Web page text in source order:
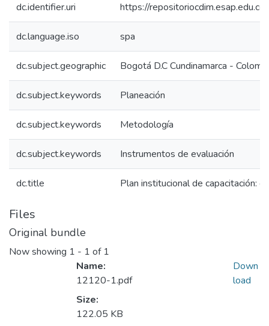
dc.identifier.uri https://
dc.language.iso spa
dc.subject.geographic Bogotá D.C Cundinamarca -
dc.subject.keywords Planeación
dc.subject.keywords Metodología
dc.subject.keywords Instrumentos de evaluación
dc.title Plan institucional de capacitación:
Files
Original bundle
Now showing 1 - 1 of 1
Name:
12120-1.pdf
Size:
122.05 KB
Down
load